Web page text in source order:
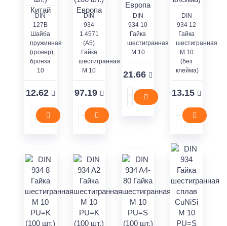
DIN
127В
Шайба
пружинная
(гровер),
бронза
10
12.62
DIN
934
1.4571
(A5)
Гайка
шестигранная
M 10
97.19
DIN
934 10
Гайка
шестигранная
M 10
21.66
DIN
934 12
Гайка
шестигранная
M 10
(без
клейма)
13.15